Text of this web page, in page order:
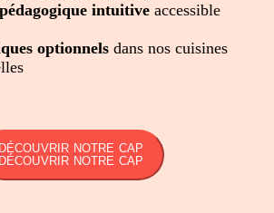
intuitive accessible
optionnels dans nos cuisines
DÉCOUVRIR NOTRE CAP
DÉCOUVRIR NOTRE CAP